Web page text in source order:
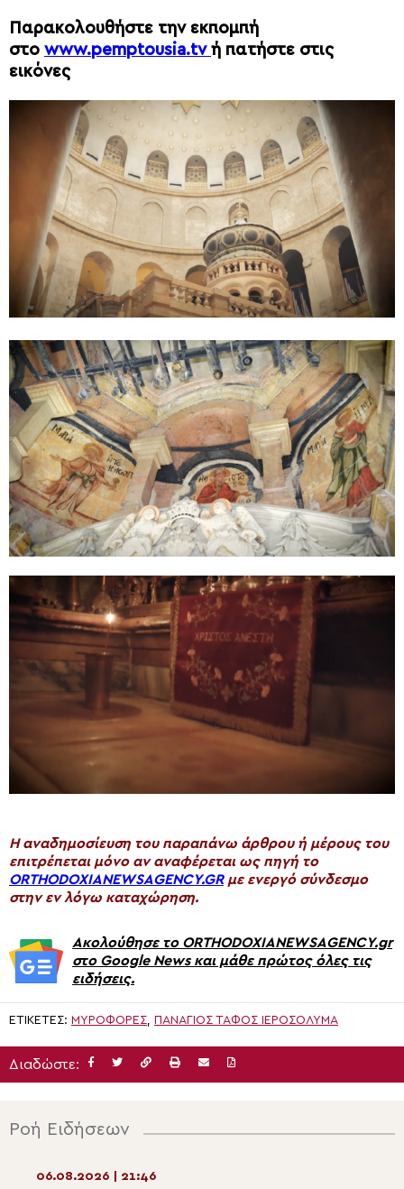
Παρακολουθήστε την εκπομπή
στο www.pemptousia.tv ή πατήστε στις
εικόνες
H αναδημοσίευση του παραπάνω άρθρου ή μέρους του
επιτρέπεται μόνο αν αναφέρεται ως πηγή το
ORTHODOXIANEWSAGENCY.GRμε ενεργό σύνδεσμο
στην εν λόγω καταχώρηση.
Ακολούθησε το ORTHODOXIANEWSAGENCY.gr
στο Google News και μάθε πρώτος όλες τις
ειδήσεις.
ΕΤΙΚΈΤΕΣ: ΜΥΡΟΦΌΡΕΣ, ΠΑΝΑΓΙΟΣ ΤΑΦΟΣ ΙΕΡΟΣΟΛΥΜΑ
Διαδώστε:
Ροή Ειδήσεων
06.08.2026 | 21:46